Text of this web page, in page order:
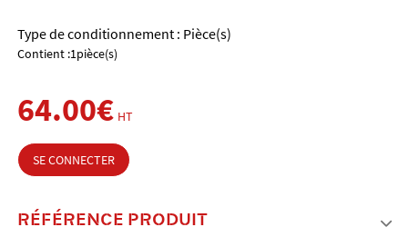
Type de conditionnement : Pièce(s)
Contient :1pièce(s)
64.00€ HT
SE CONNECTER
RÉFÉRENCE PRODUIT